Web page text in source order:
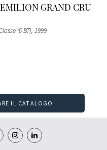
GRAND CRU
(6 BT), 1999
IL CATALOGO